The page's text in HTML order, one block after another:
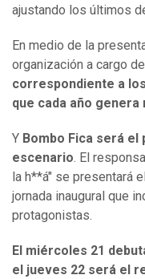
ajustando los últimos
En medio de la
organización a cargo
correspondiente a
que cada año
Y Bombo Fica será
escenario. El
la h**á" se presentará el
jornada inaugural que
protagonistas.
El miércoles 21
el jueves 22 será el